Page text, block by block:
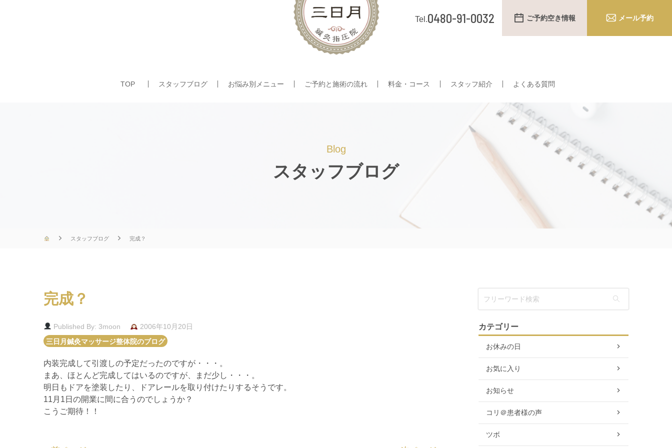
TOP スタッフブログ お悩み別メニュー ご予約と施術の流れ 料金・コース スタッフ紹介 よくある質問
0480-91-0032 ご予約空き情報 メール予約
Blog
スタッフブログ
スタッフブログ 完成？
完成？
Published By: 3moon 2006年10月20日
三日月鍼灸マッサージ整体院のブログ
内装完成して引渡しの予定だったのですが・・・。
まあ、ほとんど完成してはいるのですが、まだ少し・・・。
明日もドアを塗装したり、ドアレールを取り付けたりするそうです。
11月1日の開業に間に合うのでしょうか？
こうご期待！！
カテゴリー
お休みの日
お気に入り
お知らせ
コリ＠患者様の声
ツボ